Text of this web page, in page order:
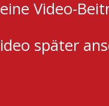
Video-
später